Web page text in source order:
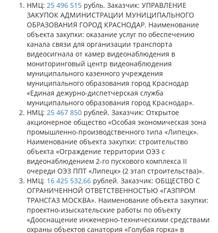
НМЦ: 25 496 515 рубль. Заказчик: УПРАВЛЕНИЕ
ЗАКУПОК АДМИНИСТРАЦИИ МУНИЦИПАЛЬНОГО
ОБРАЗОВАНИЯ ГОРОД КРАСНОДАР. Наименование
объекта закупки: оказание услуг по обеспечению
канала связи для организации транспорта
видеосигнала от камер видеонаблюдения в
мониторинговый центр видеонаблюдения
муниципального казенного учреждения
муниципального образования город Краснодар
«Единая дежурно-диспетчерская служба
муниципального образования город Краснодар».
НМЦ: 25 467 850 рублей. Заказчик: Открытое
акционерное общество «Особая экономическая зона
промышленно-производственного типа «Липецк».
Наименование объекта закупки: строительство
объекта «Ограждение территории ОЭЗ с
видеонаблюдением 2-го пускового комплекса II
очереди ОЭЗ ППТ «Липецк» (2 этап строительства)».
НМЦ: 16 425 532,66 рублей. Заказчик: ОБЩЕСТВО С
ОГРАНИЧЕННОЙ ОТВЕТСТВЕННОСТЬЮ «ГАЗПРОМ
ТРАНСГАЗ МОСКВА». Наименование объекта закупки:
проектно-изыскательские работы по объекту
«Дооснащение инженерно-техническими средствами
охраны объектов санатория «Голубая горка» в